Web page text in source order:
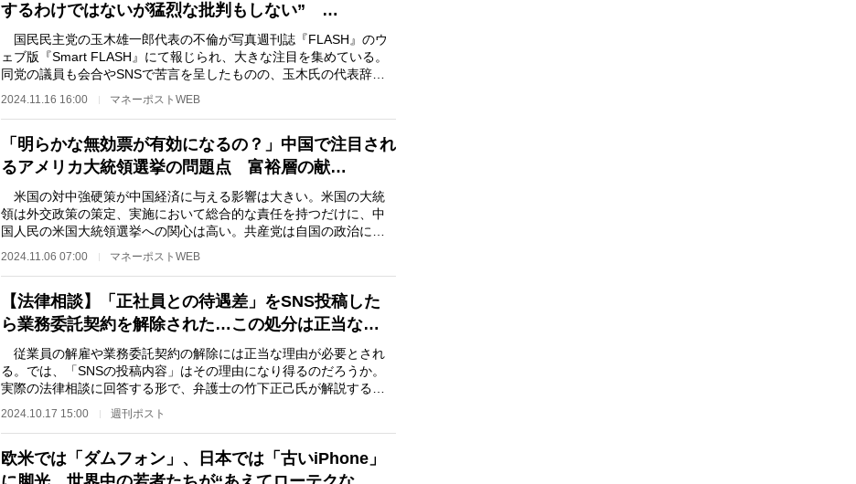
するわけではないが猛烈な批判もしない” …
国民民主党の玉木雄一郎代表の不倫が写真週刊誌『FLASH』のウ
ェブ版『Smart FLASH』にて報じられ、大きな注目を集めている。
同党の議員も会合やSNSで苦言を呈したものの、玉木氏の代表辞任
という結論にはならなか…
2024.11.16 16:00 マネーポストWEB
「明らかな無効票が有効になるの？」中国で注目され
るアメリカ大統領選挙の問題点 富裕層の献…
米国の対中強硬策が中国経済に与える影響は大きい。米国の大統
領は外交政策の策定、実施において総合的な責任を持つだけに、中
国人民の米国大統領選挙への関心は高い。共産党は自国の政治には
2024.11.06 07:00 マネーポストWEB
【法律相談】「正社員との待遇差」をSNS投稿した
ら業務委託契約を解除された…この処分は正当な…
従業員の解雇や業務委託契約の解除には正当な理由が必要とされ
る。では、「SNSの投稿内容」はその理由になり得るのだろうか。
実際の法律相談に回答する形で、弁護士の竹下正己氏が解説する。
【質問】 姪のことが…
2024.10.17 15:00 週刊ポスト
欧米では「ダムフォン」、日本では「古いiPhone」